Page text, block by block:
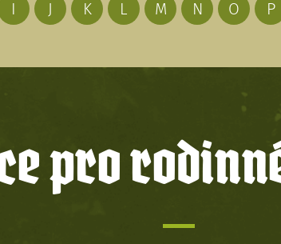
I J K L M N O P
pro